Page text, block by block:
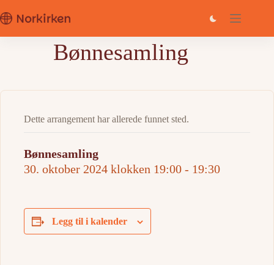
til
innholdet
Bønnesamling
Dette arrangement har allerede funnet sted.
Bønnesamling
30. oktober 2024 klokken 19:00 - 19:30
Legg til i kalender